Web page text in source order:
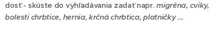
dosť - skúste do vyhľadávania zadať napr.migréna, cviky,
bolesti chrbtice, hernia, krčná chrbtica, platničky ...